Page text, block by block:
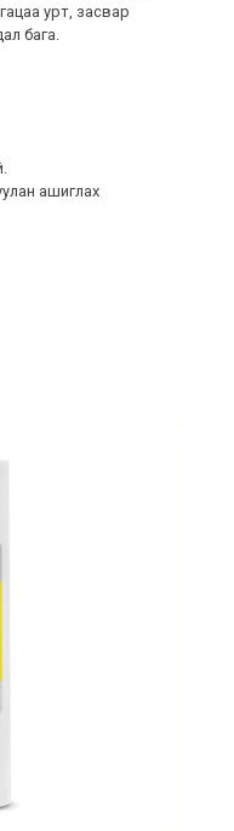
урт, засвар
бага.
ашиглах